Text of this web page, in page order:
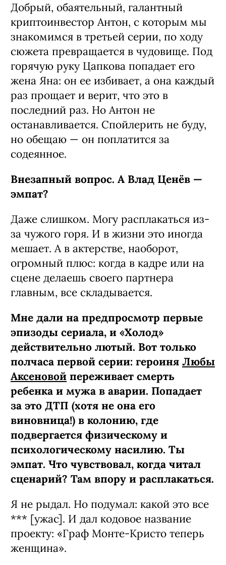
Добрый, обаятельный, галантный
криптоинвестор Антон, с которым мы
знакомимся в третьей серии, по ходу
сюжета превращается в чудовище. Под
горячую руку Цапкова попадает его
жена Яна: он ее избивает, а она каждый
раз прощает и верит, что это в
последний раз. Но Антон не
останавливается. Спойлерить не буду,
но обещаю — он поплатится за
содеянное.
Внезапный вопрос. А Влад Ценёв —
эмпат?
Даже слишком. Могу расплакаться из-
за чужого горя. И в жизни это иногда
мешает. А в актерстве, наоборот,
огромный плюс: когда в кадре или на
сцене делаешь своего партнера
главным, все складывается.
Мне дали на предпросмотр первые
эпизоды сериала, и «Холод»
действительно лютый. Вот только
полчаса первой серии: героиня Любы
Аксеновой переживает смерть
ребенка и мужа в аварии. Попадает
за это ДТП (хотя не она его
виновница!) в колонию, где
подвергается физическому и
психологическому насилию. Ты
эмпат. Что чувствовал, когда читал
сценарий? Там впору и расплакаться.
Я не рыдал. Но подумал: какой это все
*** [ужас]. И дал кодовое название
проекту: «Граф Монте-­Кристо теперь
женщина».